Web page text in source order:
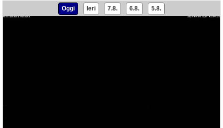
Oggi Ieri 7.8. 6.8. 5.8.